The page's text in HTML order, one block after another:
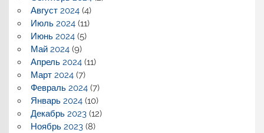
Август 2024(4)
Июль 2024(11)
Июнь 2024(5)
Май 2024(9)
Апрель 2024(11)
Март 2024(7)
Февраль 2024(7)
Январь 2024(10)
Декабрь 2023(12)
Ноябрь 2023(8)